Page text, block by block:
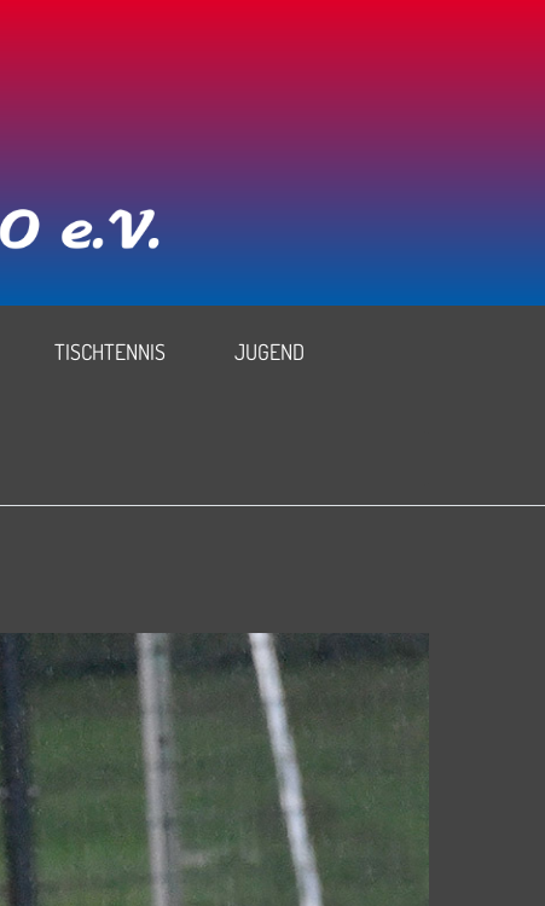
TISCHTENNIS
JUGEND